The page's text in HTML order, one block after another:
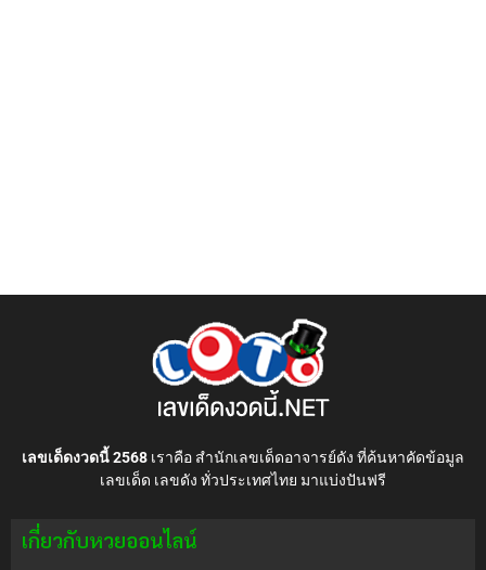
เลขเด็ดงวดนี้ 2568 เราคือ สำนักเลขเด็ดอาจารย์ดัง ที่ค้นหาคัดข้อมูล
เลขเด็ด เลขดัง ทั่วประเทศไทย มาแบ่งปันฟรี
เกี่ยวกับหวยออนไลน์